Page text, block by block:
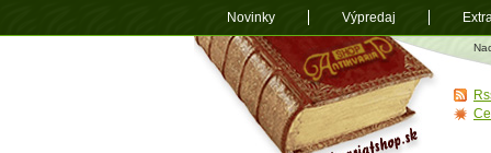
shop.sk
Novinky Výpredaj